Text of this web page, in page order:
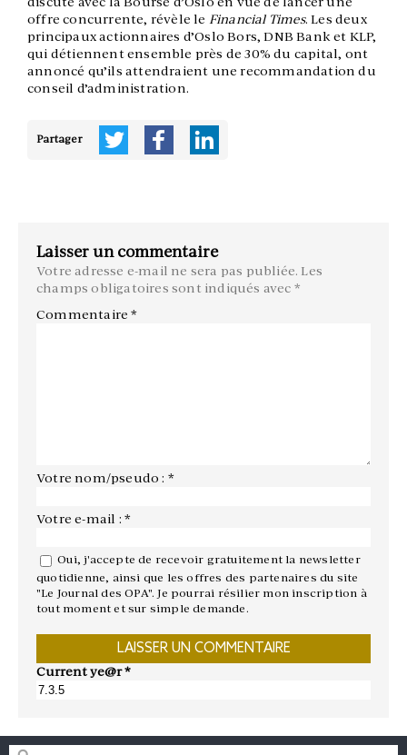
offre concurrente, révèle le Financial Times. Les deux
principaux actionnaires d’Oslo Bors, DNB Bank et KLP,
qui détiennent ensemble près de 30% du capital, ont
annoncé qu’ils attendraient une recommandation du
conseil d’administration.
Partager
Laisser un commentaire
Votre adresse e-mail ne sera pas publiée. Les
champs obligatoires sont indiqués avec *
Commentaire*
Votre nom/pseudo : *
Votre e-mail : *
Oui, j'accepte de recevoir gratuitement la newsletter
quotidienne, ainsi que les offres des partenaires du site
"Le Journal des OPA". Je pourrai résilier mon inscription à
tout moment et sur simple demande.
Current ye@r*